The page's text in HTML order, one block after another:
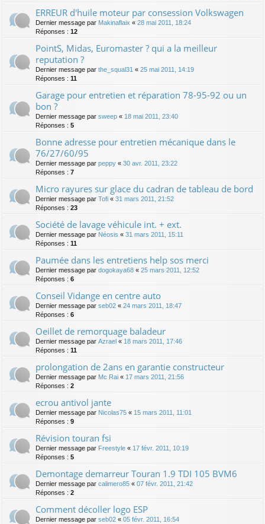
ERREUR d'huile moteur par consession Volkswagen
Dernier message par Makinaflaix « 28 mai 2011, 18:24
Réponses : 12
PointS, Midas, Euromaster ? qui a la meilleur
reputation ?
Dernier message par the_squal31 « 25 mai 2011, 14:19
Réponses : 11
Garage pour entretien et réparation 78-95-92 ou un
bon ?
Dernier message par sweep « 18 mai 2011, 23:40
Réponses : 5
Bonne adresse pour entretien mécanique dans le
76/27/60/95
Dernier message par peppy « 30 avr. 2011, 23:22
Réponses : 7
Micro rayures sur glace du cadran de tableau de bord
Dernier message par Tofi « 31 mars 2011, 21:52
Réponses : 23
Société de lavage véhicule int. + ext.
Dernier message par Néosis « 31 mars 2011, 15:11
Réponses : 11
Paumée dans les entretiens help sos merci
Dernier message par dogokaya68 « 25 mars 2011, 12:52
Réponses : 6
Conseil Vidange en centre auto
Dernier message par seb02 « 24 mars 2011, 18:47
Réponses : 6
Oeillet de remorquage baladeur
Dernier message par Azrael « 18 mars 2011, 17:46
Réponses : 11
prolongation de 2ans en garantie constructeur
Dernier message par Mc Rai « 17 mars 2011, 21:56
Réponses : 2
ecrou antivol jante
Dernier message par Nicolas75 « 15 mars 2011, 11:01
Réponses : 9
Révision touran fsi
Dernier message par Freestyle « 17 févr. 2011, 10:19
Réponses : 5
Demontage demarreur Touran 1.9 TDI 105 BVM6
Dernier message par calimero85 « 07 févr. 2011, 21:42
Réponses : 2
Comment décoller logo ESP
Dernier message par seb02 « 05 févr. 2011, 16:54